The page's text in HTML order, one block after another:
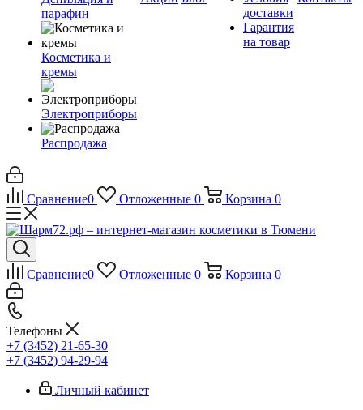
парафин
Косметика и
кремы
Электроприборы
Распродажа
доставки
Гарантия
на товар
Сравнение0 Отложенные 0 Корзина 0
Сравнение0 Отложенные 0 Корзина 0
Телефоны
+7 (3452) 21-65-30
+7 (3452) 94-29-94
Личный кабинет